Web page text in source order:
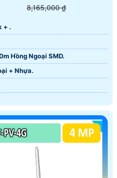
8,165,000 ₫
+ .
Hồng Ngoại SMD.
+ Nhựa.